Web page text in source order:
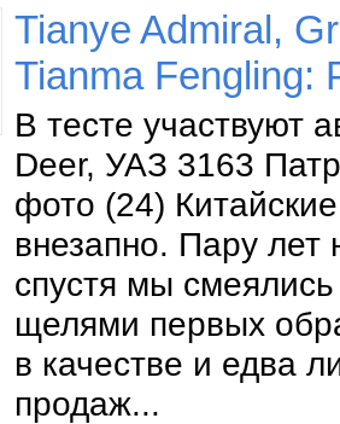
Tianye Admiral,
Tianma Fengling:
В тесте участвуют
Deer, УАЗ 3163
фото (24)
внезапно. Пару лет
спустя мы
щелями первых
в качестве и едва
продаж...